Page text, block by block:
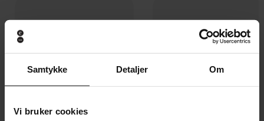
Samtykke Detaljer Om
Vi bruker cookies